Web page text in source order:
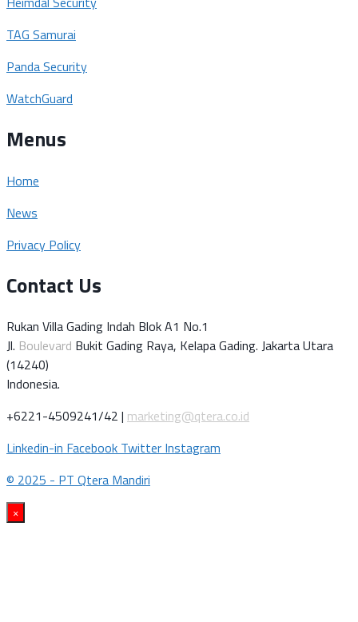
TAG Samurai
Panda Security
WatchGuard
Menus
Home
News
Privacy Policy
Contact Us
Rukan Villa Gading Indah Blok A1 No.1
Jl. Boulevard Bukit Gading Raya, Kelapa Gading. Jakarta Utara
(14240)
Indonesia.
+6221-4509241/42 | marketing@qtera.co.id
Linkedin-in Facebook Twitter Instagram
© 2025 - PT Qtera Mandiri
×